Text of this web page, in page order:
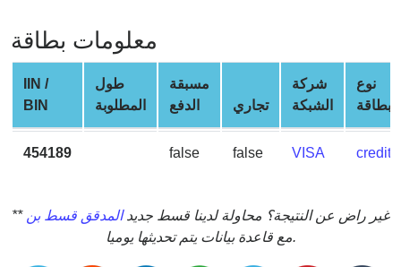
Generator
BIN
Checker
v2
BIN
CC
from
Banks
معلومات بطاقة
IIN /
BIN
طول
المطلوبة
مسبقة
الدفع
تجاري
شركة
الشبكة
نوع
البطاقة
454189 false false VISA credit
** غير راض عن النتيجة؟ محاولة لدينا قسط جديدالمدقق قسط بن
مع قاعدة بيانات يتم تحديثها يوميا.